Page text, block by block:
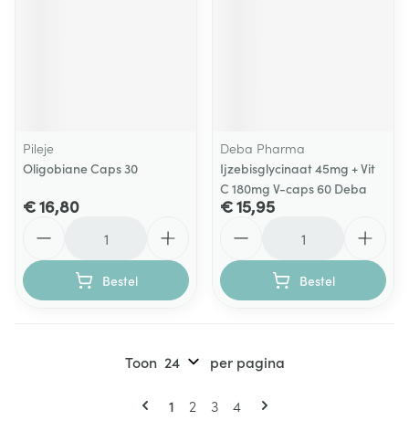
Pileje
Oligobiane Caps 30
€ 16,80
Bestel
Deba Pharma
Ijzebisglycinaat 45mg + Vit
C 180mg V-caps 60 Deba
€ 15,95
Bestel
Pagina's
U lees momenteel pagina
1 Pagina
2 Pagina
3 Pagina
4
Toon per pagina